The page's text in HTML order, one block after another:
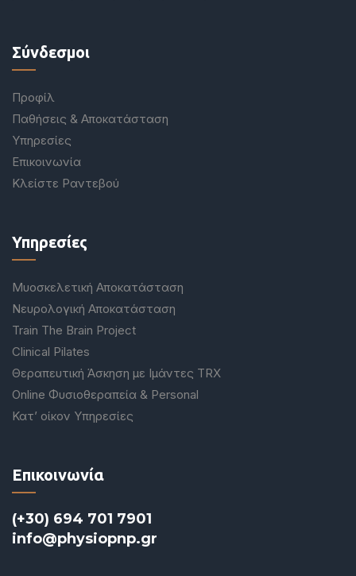
Σύνδεσμοι
Προφίλ
Παθήσεις & Αποκατάσταση
Υπηρεσίες
Επικοινωνία
Κλείστε Ραντεβού
Υπηρεσίες
Μυοσκελετική Αποκατάσταση
Νευρολογική Αποκατάσταση
Train The Brain Project
Clinical Pilates
Θεραπευτική Άσκηση με Ιμάντες TRX
Online Φυσιοθεραπεία & Personal
Κατ’ οίκον Υπηρεσίες
Επικοινωνία
(+30) 694 701 7901
info@physiopnp.gr